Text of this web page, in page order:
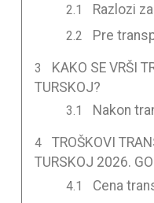
Razlozi
Pre
KAKO SE VRŠI
TURSKOJ?
Nakon
TROŠKOVI
TURSKOJ 2026.
Cena